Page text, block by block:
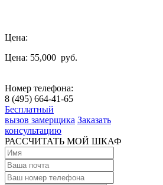
Цена:
Цена: 55,000 руб.
Номер телефона:
8 (495) 664-41-65
Бесплатный
вызов замерщика Заказать
консультацию
РАССЧИТАТЬ МОЙ ШКАФ